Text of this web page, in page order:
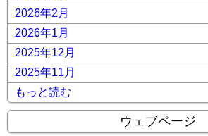
2026年2月
2026年1月
2025年12月
2025年11月
もっと読む
ウェブページ